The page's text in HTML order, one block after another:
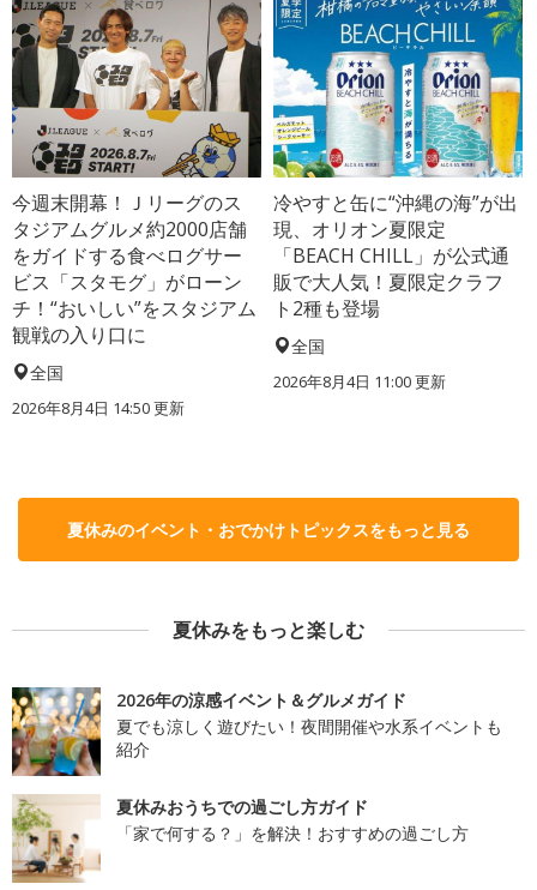
今週末開幕！Ｊリーグのス
タジアムグルメ約2000店舗
をガイドする食べログサー
ビス「スタモグ」がローン
チ！“おいしい”をスタジアム
観戦の入り口に
全国
2026年8月4日 14:50更新
冷やすと缶に“沖縄の海”が出
現、オリオン夏限定
「BEACH CHILL」が公式通
販で大人気！夏限定クラフ
ト2種も登場
全国
2026年8月4日 11:00更新
夏休みのイベント・おでかけトピックスをもっと見る
夏休みをもっと楽しむ
2026年の涼感イベント＆グルメガイド
夏でも涼しく遊びたい！夜間開催や水系イベントも
紹介
夏休みおうちでの過ごし方ガイド
「家で何する？」を解決！おすすめの過ごし方